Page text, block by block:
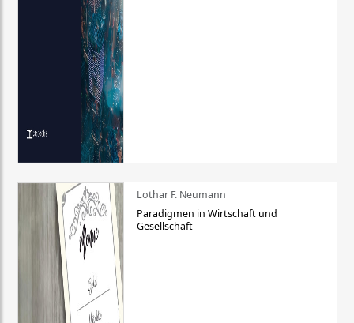
Lothar F. Neumann
Paradigmen in Wirtschaft und
Gesellschaft